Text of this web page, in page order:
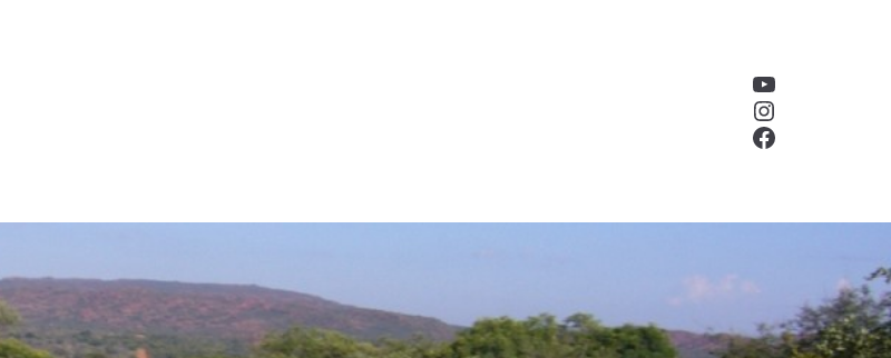
YouTube
Instagram
Facebook